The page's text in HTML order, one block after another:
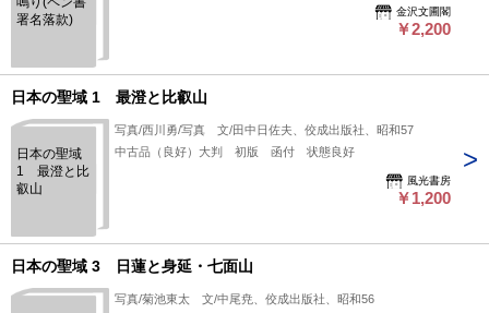
署名落款)
金沢文圃閣
￥2,200
日本の聖域 1 最澄と比叡山
日本の聖域
1 最澄と比
叡山
写真/西川勇/写真 文/田中日佐夫、佼成出版社、昭和57
中古品（良好）大判 初版 函付 状態良好
風光書房
￥1,200
日本の聖域 3 日蓮と身延・七面山
写真/菊池東太 文/中尾尭、佼成出版社、昭和56